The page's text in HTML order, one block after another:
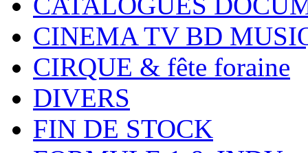
CINEMA TV BD
CIRQUE & fête foraine
DIVERS
FIN DE STOCK